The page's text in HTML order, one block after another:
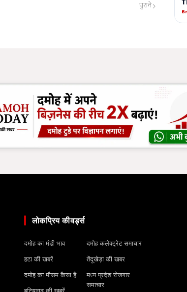
पुराने
लोकप्रिय कीवर्ड्स
दमोह का मंडी भाव
हटा की खबरें
दमोह का मौसम कैसा है
बटियागढ़ की खबरें
दमोह कलेक्ट्रेट समाचार
तेंदूखेड़ा की खबर
मध्य प्रदेश रोजगार
समाचार